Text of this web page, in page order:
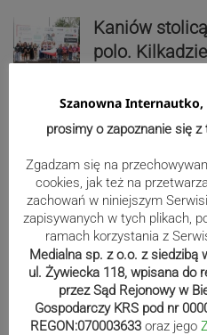
Kaniów
polo.
Nakamura z
klasyfikację
Reklama
Szanowna
prosimy o zapoznanie się
Zgadzam się na
cookies, jak też na
zachowań w niniejszym
zapisywanych w tych plikach,
ramach korzystania z
Medialna sp. z o.o. z siedzibą
ul. Żywiecka 118, wpisana do
przez Sąd Rejonowy w
Gospodarczy KRS pod nr
REGON:070003633 oraz jego